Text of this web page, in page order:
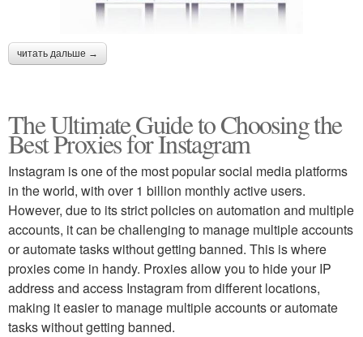
читать дальше →
The Ultimate Guide to Choosing the
Best Proxies for Instagram
Instagram is one of the most popular social media platforms
in the world, with over 1 billion monthly active users.
However, due to its strict policies on automation and multiple
accounts, it can be challenging to manage multiple accounts
or automate tasks without getting banned. This is where
proxies come in handy. Proxies allow you to hide your IP
address and access Instagram from different locations,
making it easier to manage multiple accounts or automate
tasks without getting banned.